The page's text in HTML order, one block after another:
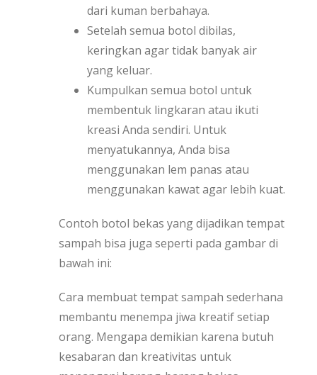
dari kuman berbahaya.
Setelah semua botol dibilas,
keringkan agar tidak banyak air
yang keluar.
Kumpulkan semua botol untuk
membentuk lingkaran atau ikuti
kreasi Anda sendiri. Untuk
menyatukannya, Anda bisa
menggunakan lem panas atau
menggunakan kawat agar lebih kuat.
Contoh botol bekas yang dijadikan tempat
sampah bisa juga seperti pada gambar di
bawah ini:
Cara membuat tempat sampah sederhana
membantu menempa jiwa kreatif setiap
orang. Mengapa demikian karena butuh
kesabaran dan kreativitas untuk